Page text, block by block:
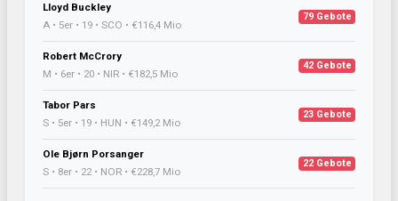
Lloyd Buckley
A • 5er • 19 • SCO • €116,4 Mio
79 Gebote
Robert McCrory
M • 6er • 20 • NIR • €182,5 Mio
42 Gebote
Tabor Pars
S • 5er • 19 • HUN • €149,2 Mio
23 Gebote
Ole Bjørn Porsanger
S • 8er • 22 • NOR • €228,7 Mio
22 Gebote